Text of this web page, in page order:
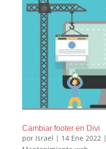
Cambiar footer en Divi
por Israel | 14 Ene 2022|